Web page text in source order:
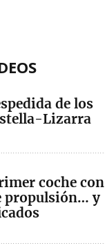
de los
Lizarra
coche con
propulsión… y